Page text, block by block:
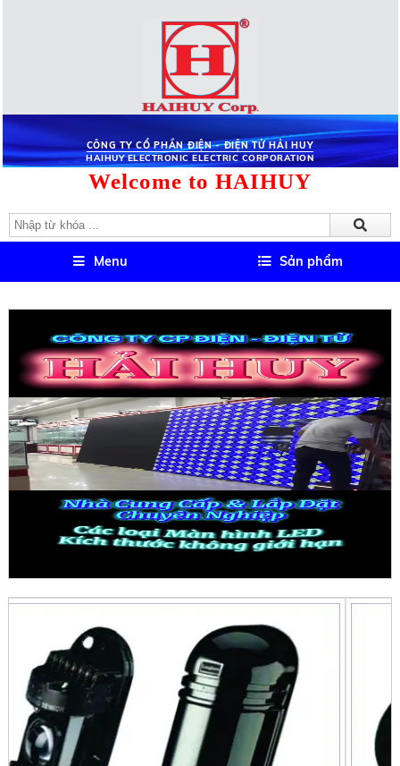
CÔNG TY CỔ PHẦN ĐIỆN - ĐIỆN TỬ HẢI HUY
HAIHUY ELECTRONIC ELECTRIC CORPORATION
Welcome to HAIHUY
Menu Sản phẩm